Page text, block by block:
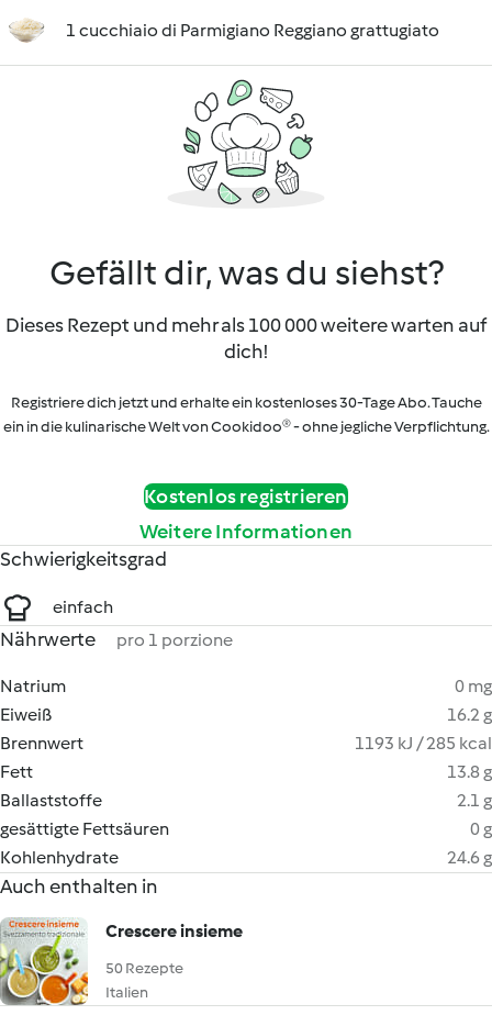
1 cucchiaio di Parmigiano Reggiano grattugiato
Gefällt dir, was du siehst?
Dieses Rezept und mehr als 100 000 weitere warten auf
dich!
Registriere dich jetzt und erhalte ein kostenloses 30-Tage Abo. Tauche
ein in die kulinarische Welt von Cookidoo® - ohne jegliche Verpflichtung.
Kostenlos registrieren
Weitere Informationen
Schwierigkeitsgrad
einfach
Nährwerte pro 1 porzione
Natrium
0 mg
Eiweiß
16.2 g
Brennwert
1193 kJ / 285 kcal
Fett
13.8 g
Ballaststoffe
2.1 g
gesättigte Fettsäuren
0 g
Kohlenhydrate
24.6 g
Auch enthalten in
Crescere insieme
50 Rezepte
Italien